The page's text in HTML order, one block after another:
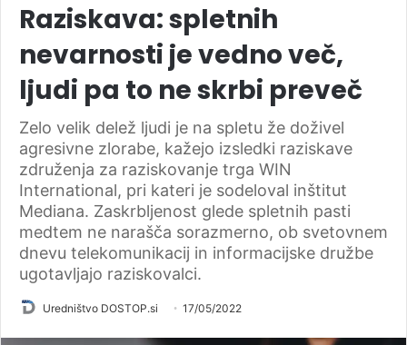
Raziskava: spletnih
nevarnosti je vedno več,
ljudi pa to ne skrbi preveč
Zelo velik delež ljudi je na spletu že doživel
agresivne zlorabe, kažejo izsledki raziskave
združenja za raziskovanje trga WIN
International, pri kateri je sodeloval inštitut
Mediana. Zaskrbljenost glede spletnih pasti
medtem ne narašča sorazmerno, ob svetovnem
dnevu telekomunikacij in informacijske družbe
ugotavljajo raziskovalci.
Uredništvo DOSTOP.si 17/05/2022